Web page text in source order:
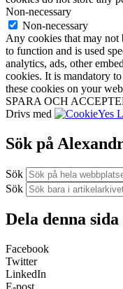
Non-necessary
Non-necessary
Any cookies that may not
to function and is used
analytics, ads, other
cookies. It is mandatory
these cookies on your
SPARA OCH
Drivs med
Sök på
Sök
Sök
Dela denna sida
Facebook
Twitter
LinkedIn